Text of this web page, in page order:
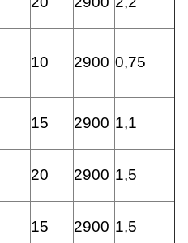
10 2900 0,75
15 2900 1,1
20 2900 1,5
15 2900 1,5